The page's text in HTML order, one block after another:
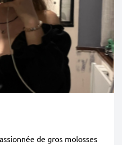
de gros molosses